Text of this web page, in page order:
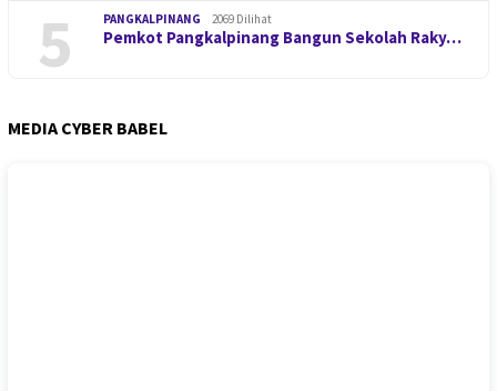
5 PANGKALPINANG 2069 Dilihat
Pemkot Pangkalpinang Bangun Sekolah Raky…
MEDIA CYBER BABEL